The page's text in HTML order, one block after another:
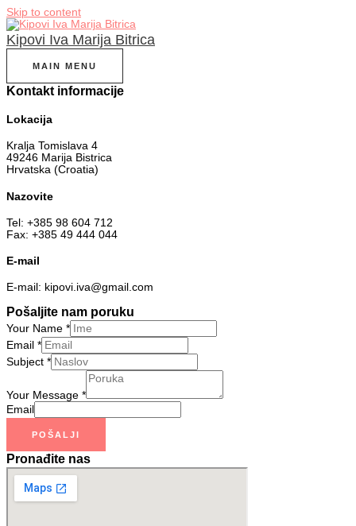
Skip to content
Kipovi Iva Marija Bitrica
MAIN MENU
Kontakt informacije
Lokacija
Kralja Tomislava 4
49246 Marija Bistrica
Hrvatska (Croatia)
Nazovite
Tel: +385 98 604 712
Fax: +385 49 444 044
E-mail
E-mail: kipovi.iva@gmail.com
Pošaljite nam poruku
Your Name *
Email *
Subject *
Your Message *
Email
POŠALJI
Pronađite nas